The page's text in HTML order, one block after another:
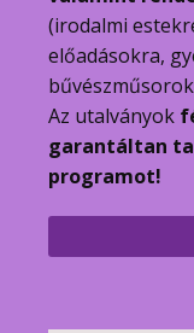
(irodalmi
előadásokra,
Az utalványok
garantáltan
programot!